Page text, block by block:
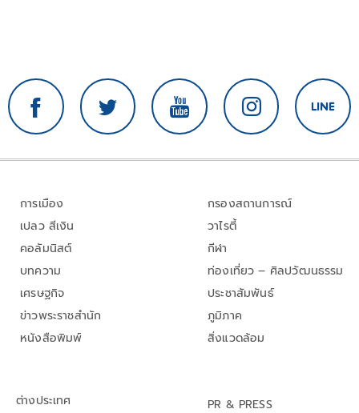
การเมือง
เปลว สีเงิน
คอลัมนิสต์
บทความ
เศรษฐกิจ
ข่าวพระราชสำนัก
หนังสือพิมพ์
กรองสถานการณ์
วาไรตี้
กีฬา
ท่องเที่ยว – ศิลปวัฒนธรรม
ประชาสัมพันธ์
ภูมิภาค
สิ่งแวดล้อม
ต่างประเทศ PR & PRESS